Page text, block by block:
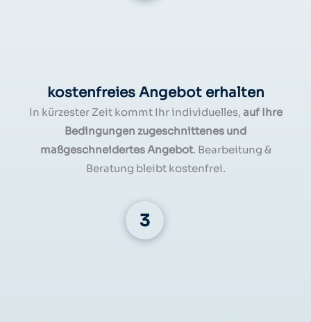
kostenfreies Angebot erhalten
In kürzester Zeit kommt Ihr individuelles, auf Ihre
Bedingungen zugeschnittenes und
maßgeschneidertes Angebot. Bearbeitung &
Beratung bleibt kostenfrei.